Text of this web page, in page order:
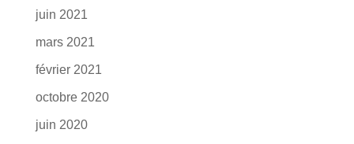
juin 2021
mars 2021
février 2021
octobre 2020
juin 2020